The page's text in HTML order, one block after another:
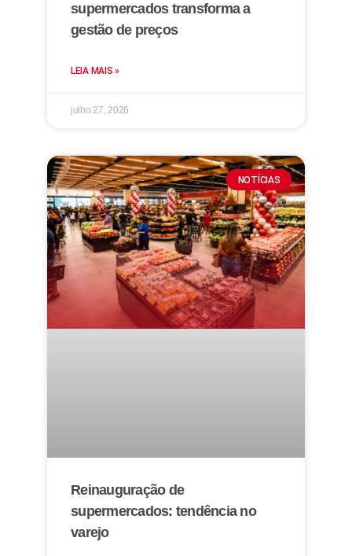
supermercados transforma a
gestão de preços
LEIA MAIS »
julho 27, 2026
NOTÍCIAS
Reinauguração de
supermercados: tendência no
varejo